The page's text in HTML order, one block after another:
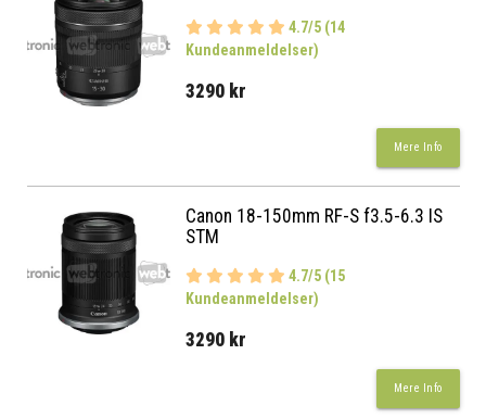
4.7/5 (14
Kundeanmeldelser)
3290 kr
Mere Info
Canon 18-150mm RF-S f3.5-6.3 IS
STM
4.7/5 (15
Kundeanmeldelser)
3290 kr
Mere Info